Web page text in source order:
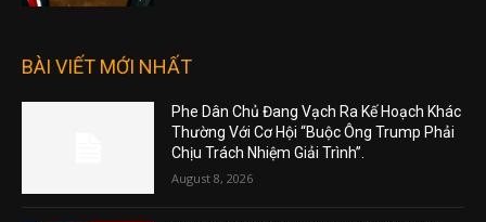
BÀI VIẾT MỚI NHẤT
Phe Dân Chủ Đang Vạch Ra Kế Hoạch Khác
Thường Với Cơ Hội “Buộc Ông Trump Phải
Chịu Trách Nhiệm Giải Trình”.
August 8, 2026